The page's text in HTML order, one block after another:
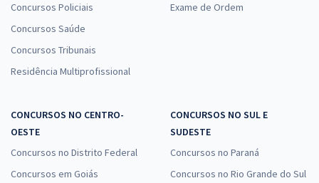
Concursos Policiais
Concursos Saúde
Concursos Tribunais
Residência Multiprofissional
Exame de Ordem
CONCURSOS NO CENTRO-
OESTE
Concursos no Distrito Federal
Concursos em Goiás
CONCURSOS NO SUL E
SUDESTE
Concursos no Paraná
Concursos no Rio Grande do Sul